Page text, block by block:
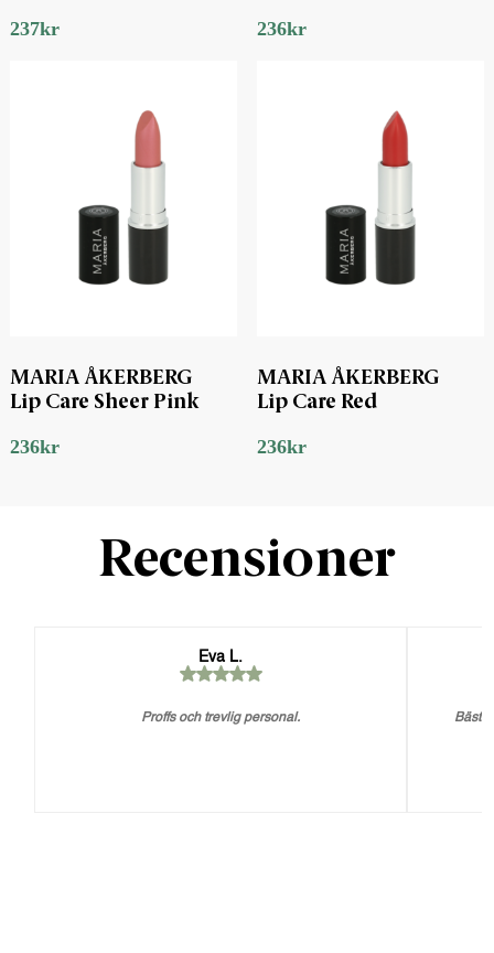
237kr 236kr
MARIA ÅKERBERG
Lip Care Sheer Pink
236kr
MARIA ÅKERBERG
Lip Care Red
236kr
Recensioner
Eva L.
Proffs och trevlig personal. Bästa